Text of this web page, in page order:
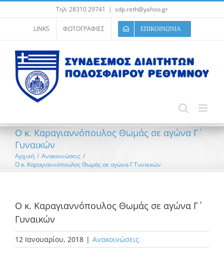
στο
περιεχόμενο
Τηλ: 28310 29741 | sdp.reth@yahoo.gr
LINKS ΦΩΤΟΓΡΑΦΙΕΣ ΕΠΙΚΟΙΝΩΝΙΑ
Ο κ. Καραγιαννόπουλος Θωμάς σε αγώνα Γ΄
Γυναικών
Αρχική / Ανακοινώσεις /
Ο κ. Καραγιαννόπουλος Θωμάς σε αγώνα Γ΄ Γυναικών
Ο κ. Καραγιαννόπουλος Θωμάς σε αγώνα Γ΄
Γυναικών
12 Ιανουαρίου, 2018 | Ανακοινώσεις